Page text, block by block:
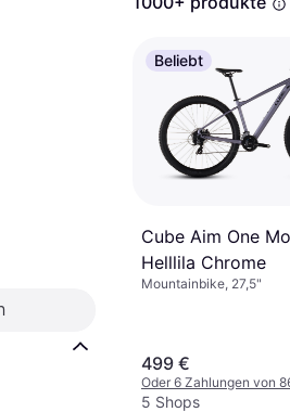
Beliebt
Cube Aim One
Helllila Chrome
Mountainbike, 27,5"
499 €
Oder 6 Zahlungen von
5 Shops